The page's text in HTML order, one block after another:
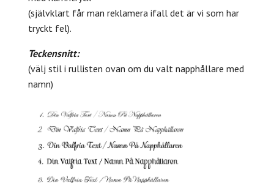
(självklart får man reklamera ifall det är vi som har
tryckt fel).
Teckensnitt:
(välj stil i rullisten ovan om du valt napphållare med
namn)